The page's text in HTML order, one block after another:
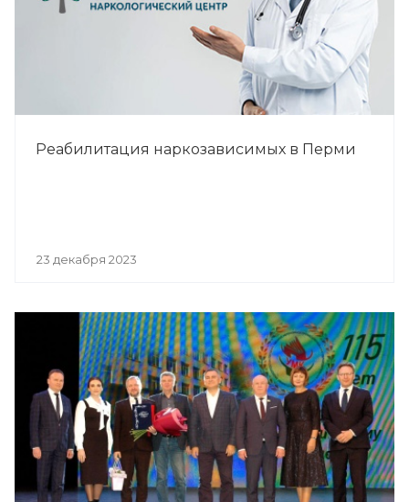
Реабилитация наркозависимых в Перми
23 декабря 2023